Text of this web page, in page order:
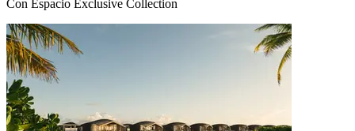
Con Espacio Exclusive Collection